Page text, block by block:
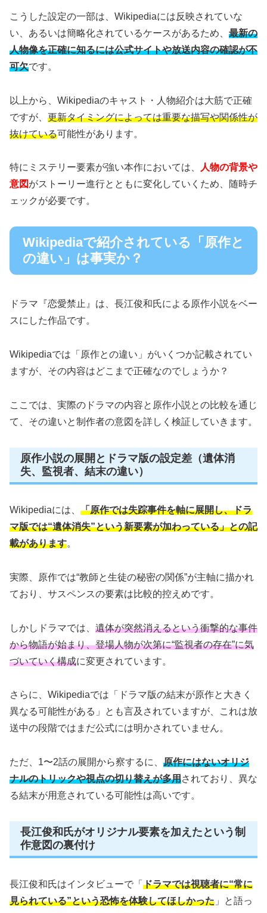
こうした設定の一部は、Wikipediaには反映されていな
い、あるいは簡略化されているケースがあるため、 最新の
人物像を正確に知るには公式サイトや放送内容の確認が不
可欠です。
以上から、Wikipediaのキャスト・人物紹介は大筋で正確
ですが、 更新タイミングによっては重要な描写や関係性が
抜けている可能性があります。
特にミステリー要素が強い本作においては、
人物の背景や
意図 がストーリー進行とともに変化していくため、随時チ
ェックが必要です。
Wikipediaで紹介されている「原作と
の違い」は事実か？
ドラマ『恋愛禁止』は、長江俊和氏による原作小説をベー
スにした作品です。
Wikipediaでは「原作との違い」がいくつか記載されてい
ますが、その内容はどこまで正確なのでしょうか？
ここでは、実際のドラマの内容と原作小説との比較を通じ
て、その違いと制作者の意図を詳しく検証していきます。
原作小説の展開とドラマ版の設定差（遺体消
失、監視者、結末の違い）
Wikipediaには、 「原作では失踪事件を軸に展開し、ドラ
マ版では“遺体消失”という新要素が加わっている」との記
載があります。
実際、原作では“教師と生徒の秘密の関係”が主軸に描かれ
ており、サスペンスの要素は比較的控えめです。
しかしドラマでは、 遺体が突然消えるという衝撃的な事件
から物語が始まり、登場人物が次第に“監視者の存在”に気
づいていく構成に変更されています。
さらに、Wikipediaでは「ドラマ版の結末が原作と大きく
異なる可能性がある」とも言及されていますが、これは放
送中の段階ではまだ公式には明かされていません。
ただ、1〜2話の展開から察するに、 原作にはないオリジ
ナルのトリックや視点の切り替えが多用されており、異な
る結末が用意されている可能性は高いです。
長江俊和氏がオリジナル要素を加えたという制
作意図の裏付け
長江俊和氏はインタビューで「 ドラマでは視聴者に“常に
見られている”という恐怖を体験してほしかった 」と語っ